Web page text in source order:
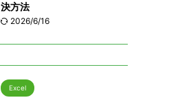
決方法
2026/6/16
Excel